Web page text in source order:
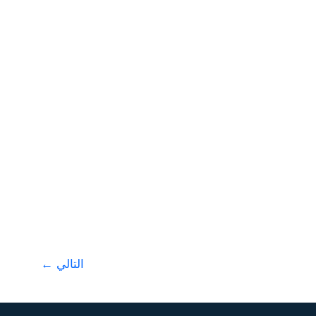
التالي ←